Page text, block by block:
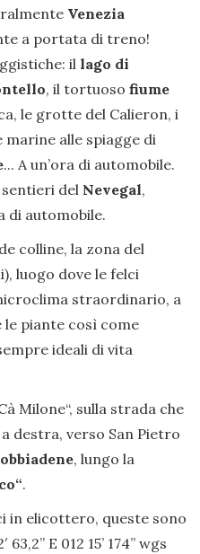
Venezia
a portata di treno!
il lago di
, il tortuoso fiume
le grotte del Calieron, i
marine alle spiagge di
... A un’ora di automobile.
sentieri del Nevegal,
di automobile.
colline, la zona del
luogo dove le felci
straordinario, a
le piante così come
ideali di vita
Milone“, sulla strada che
a destra, verso San Pietro
, lungo la
.
in elicottero, queste sono
E 012 15’ 174’’ wgs